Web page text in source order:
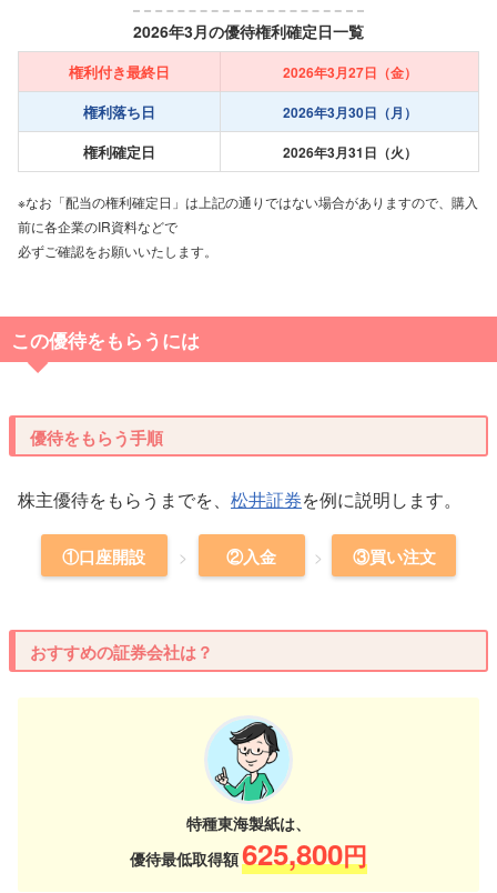
2026年3月の優待権利確定日一覧
権利付き最終日 2026年3月27日（金）
権利落ち日 2026年3月30日（月）
権利確定日 2026年3月31日（火）
※なお「配当の権利確定日」は上記の通りではない場合がありますので、購入
前に各企業のIR資料などで
必ずご確認をお願いいたします。
この優待をもらうには
優待をもらう手順
株主優待をもらうまでを、 松井証券を例に説明します。
①口座開設 ②入金 ③買い注文
おすすめの証券会社は？
特種東海製紙は、
優待最低取得額625,800円